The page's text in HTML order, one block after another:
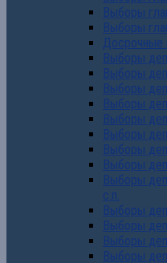
Выборы
Выборы
Досрочные
Выборы
Выборы
Выборы
Выборы
Выборы
Выборы
Выборы
Выборы
Выборы
с.п.
Выборы
Выборы
Выборы
Выборы